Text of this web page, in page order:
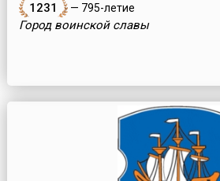
1231 — 795-летие
Город воинской славы